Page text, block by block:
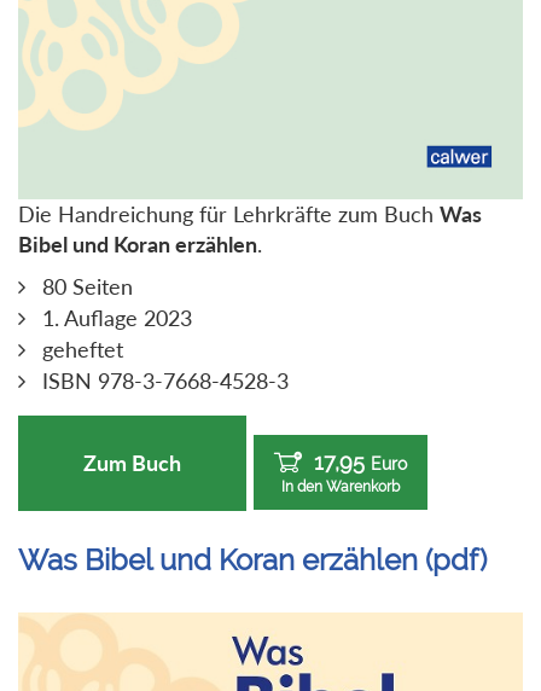
Die Handreichung für Lehrkräfte zum Buch Was
Bibel und Koranerzählen.
80 Seiten
1. Auflage 2023
geheftet
ISBN 978-3-7668-4528-3
Zum Buch 17,95 Euro
In den Warenkorb
Was Bibel und Koran erzählen (pdf)